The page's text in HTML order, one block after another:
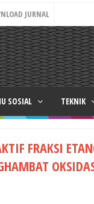
JURNAL
SOSIAL TEKNIK
FRAKSI